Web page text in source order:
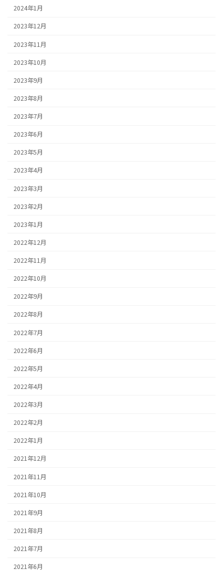
2024年1月
2023年12月
2023年11月
2023年10月
2023年9月
2023年8月
2023年7月
2023年6月
2023年5月
2023年4月
2023年3月
2023年2月
2023年1月
2022年12月
2022年11月
2022年10月
2022年9月
2022年8月
2022年7月
2022年6月
2022年5月
2022年4月
2022年3月
2022年2月
2022年1月
2021年12月
2021年11月
2021年10月
2021年9月
2021年8月
2021年7月
2021年6月